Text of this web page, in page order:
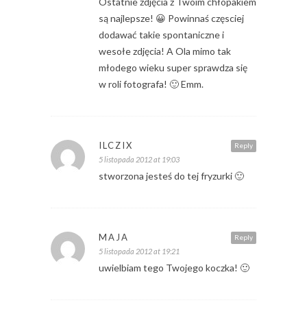
są najlepsze! 😀 Powinnaś częsciej
dodawać takie spontaniczne i
wesołe zdjęcia! A Ola mimo tak
młodego wieku super sprawdza się
w roli fotografa! 🙂 Emm.
Reply
ILCZIX
5 listopada 2012 at 19:03
stworzona jesteś do tej fryzurki 🙂
Reply
MAJA
5 listopada 2012 at 19:21
uwielbiam tego Twojego koczka! 🙂